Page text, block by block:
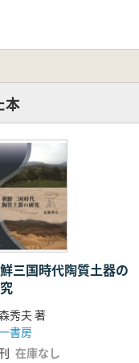
本
三国時代陶質土器の
秀夫 著
書房
在庫なし